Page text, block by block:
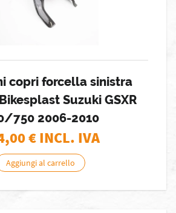
copri forcella sinistra
Suzuki GSXR
750 2006-2010
€ INCL. IVA
Aggiungi al carrello